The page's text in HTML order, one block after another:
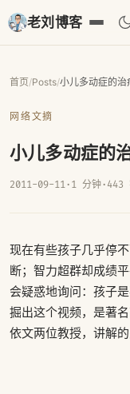
老刘博客
首页/Posts/小儿多动症的治
网络文摘
小儿多动症的
2011-09-11· 1 分钟· 443
现在有些孩子几乎停
断；智力超群却成绩
会疑惑地询问：孩子
掘出这个视频，是著
依文两位教授，讲解